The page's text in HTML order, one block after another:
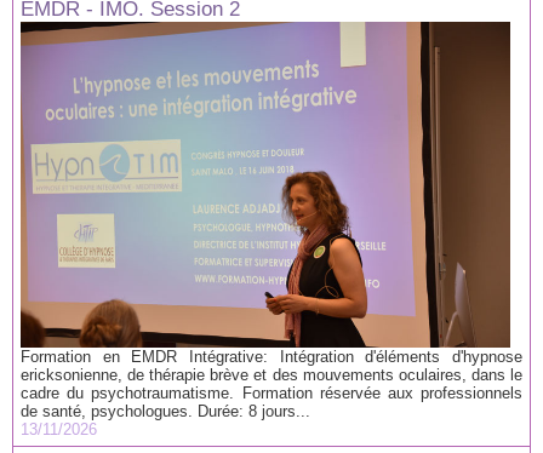
EMDR - IMO. Session 2
Formation en EMDR Intégrative: Intégration d'éléments d'hypnose
ericksonienne, de thérapie brève et des mouvements oculaires, dans le
cadre du psychotraumatisme. Formation réservée aux professionnels
de santé, psychologues. Durée: 8 jours...
13/11/2026